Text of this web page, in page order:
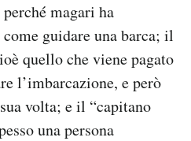
magari ha
guidare una barca; il
quello che viene pagato
l’imbarcazione, e però
volta; e il “capitano
una persona